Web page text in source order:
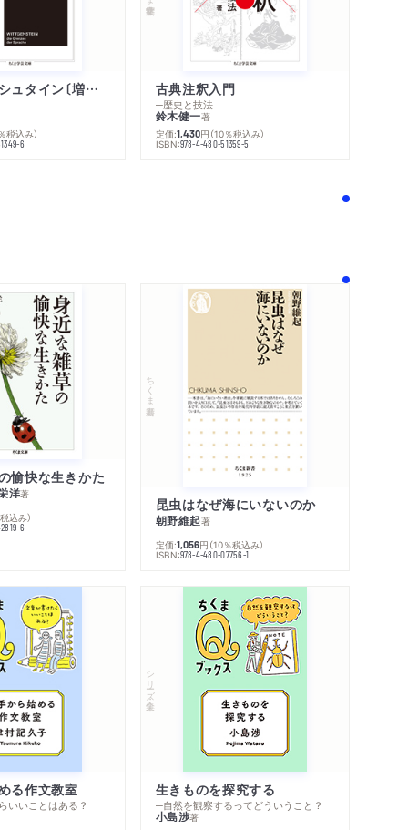
ウィトゲンシュタイン〔増補新版〕
税込み）
6
古典注釈入門
─歴史と技法
鈴木健一著
定価:1,430円 （10％税込み）
ISBN:978-4-480-51359-5
愉快な生きかた
洋著
込み）
6
ちくま新書
昆虫はなぜ海にいないのか
朝野維起著
定価:1,056円 （10％税込み）
ISBN:978-4-480-07756-1
る作文教室
いいことはある？
シリーズ・全集
生きものを探究する
─自然を観察するってどういうこと？
小島渉著